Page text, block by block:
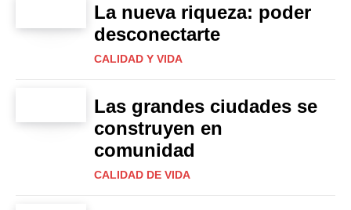
La nueva riqueza: poder
desconectarte
CALIDAD Y VIDA
Las grandes ciudades se
construyen en
comunidad
CALIDAD DE VIDA